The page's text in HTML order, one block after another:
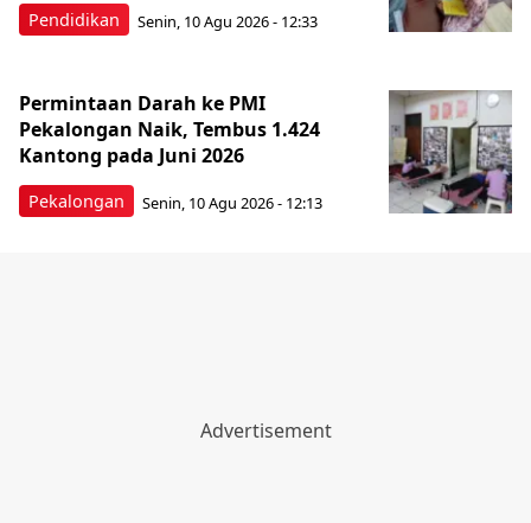
Pendidikan Senin, 10 Agu 2026 - 12:33
Pekalongan
Permintaan Darah ke PMI
Pekalongan Naik, Tembus 1.424
Kantong pada Juni 2026
Senin, 10 Agu 2026 - 12:13